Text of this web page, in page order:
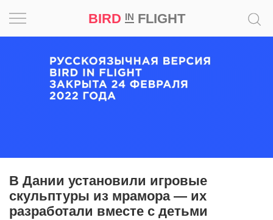
BIRD INFLIGHT
В Дании установили игровые
скульптуры из мрамора — их
разработали вместе с детьми